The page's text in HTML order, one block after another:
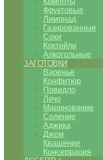
Фруктовые
Лимонад
Газированные
Соки
Коктейли
Алкогольные
ЗАГОТОВКИ
Варенье
Конфитюр
Повидло
Лечо
Маринование
Соление
Аджика
Джем
Квашение
Консервация